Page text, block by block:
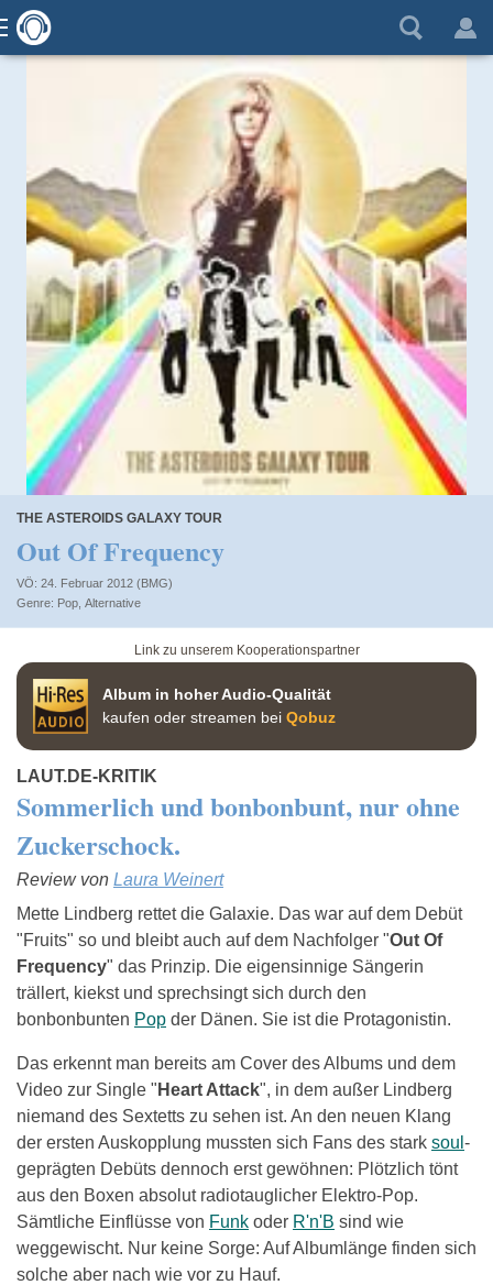
THE ASTEROIDS GALAXY TOUR
Out Of Frequency
VÖ: 24. Februar 2012 (BMG)
Pop Alternative
Link zu unserem Kooperationspartner
Album in hoher Audio-Qualität
kaufen oder streamen bei Qobuz
LAUT.DE-KRITIK
Sommerlich und bonbonbunt, nur ohne
Zuckerschock.
Review von Laura Weinert
Mette Lindberg rettet die Galaxie. Das war auf dem Debüt
"Fruits" so und bleibt auch auf dem Nachfolger "Out Of
Frequency" das Prinzip. Die eigensinnige Sängerin
trällert, kiekst und sprechsingt sich durch den
bonbonbunten Pop der Dänen. Sie ist die Protagonistin.
Das erkennt man bereits am Cover des Albums und dem
Video zur Single " Heart Attack", in dem außer Lindberg
niemand des Sextetts zu sehen ist. An den neuen Klang
der ersten Auskopplung mussten sich Fans des stark soul -
geprägten Debüts dennoch erst gewöhnen: Plötzlich tönt
aus den Boxen absolut radiotauglicher Elektro-Pop.
Sämtliche Einflüsse von Funk oder R'n'B sind wie
weggewischt. Nur keine Sorge: Auf Albumlänge finden sich
solche aber nach wie vor zu Hauf.